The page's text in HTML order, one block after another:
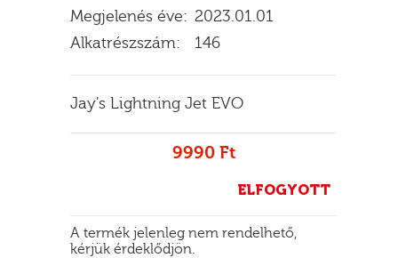
Megjelenés éve: 2023.01.01
Alkatrészszám:
146
Jay's Lightning Jet EVO
9990 Ft
ELFOGYOTT
A termék jelenleg nem rendelhető,
kérjük érdeklődjön.